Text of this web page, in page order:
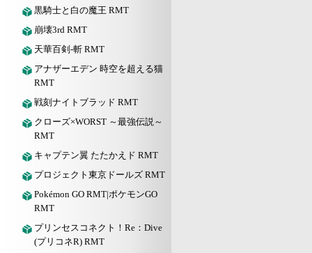
黒騎士と白の魔王 RMT
崩壊3rd RMT
天華百剣-斬 RMT
アナザーエデン 時空を超える猫
RMT
戦刻ナイトブラッド RMT
クローズ×WORST ～最強伝説～
RMT
キャプテン翼 たたかえド RMT
プロジェクト東京ドールズ RMT
Pokémon GO RMT|ポケモンGO
RMT
プリンセスコネクト！Re：Dive
(プリコネR) RMT